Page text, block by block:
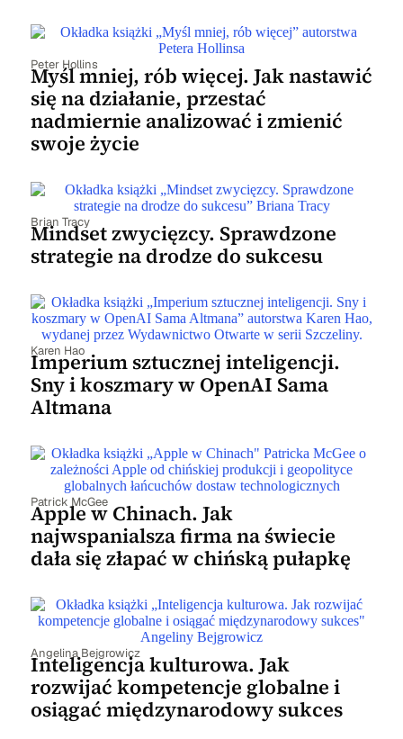
Peter Hollins
Myśl mniej, rób więcej. Jak nastawić
się na działanie, przestać
nadmiernie analizować i zmienić
swoje życie
Brian Tracy
Mindset zwycięzcy. Sprawdzone
strategie na drodze do sukcesu
Karen Hao
Imperium sztucznej inteligencji.
Sny i koszmary w OpenAI Sama
Altmana
Patrick McGee
Apple w Chinach. Jak
najwspanialsza firma na świecie
dała się złapać w chińską pułapkę
Angelina Bejgrowicz
Inteligencja kulturowa. Jak
rozwijać kompetencje globalne i
osiągać międzynarodowy sukces